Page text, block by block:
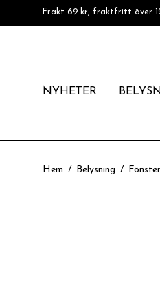
Frakt 69 kr, fraktfritt över
NYHETER
Hem / Belysning /